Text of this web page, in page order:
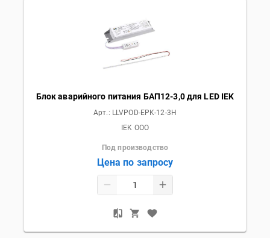
Блок аварийного питания БАП12-3,0 для LED IEK
Арт.: LLVPOD-EPK-12-3H
IEK OOO
Под производство
Цена по запросу